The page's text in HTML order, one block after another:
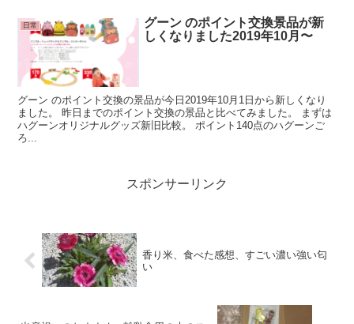
日常
グーン のポイント交換景品が新
しくなりました2019年10月〜
グーン のポイント交換の景品が今日2019年10月1日から新しくなり
ました。 昨日までのポイント交換の景品と比べてみました。 まずは
ハグーンオリジナルグッズ新旧比較。 ポイント140点のハグーンご
ろ...
スポンサーリンク
香り米、食べた感想、すごい濃い強い匂
い